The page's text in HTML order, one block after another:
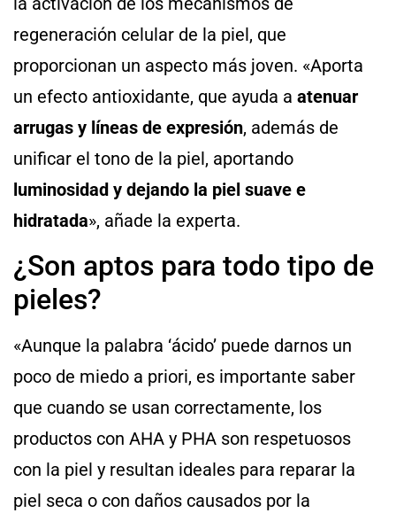
regeneración celular de la piel, que
proporcionan un aspecto más joven. «Aporta
un efecto antioxidante, que ayuda a atenuar
arrugas y líneas de expresión, además de
unificar el tono de la piel, aportando
luminosidad y dejando la piel suave e
hidratada», añade la experta.
¿Son aptos para todo tipo de
pieles?
«Aunque la palabra ‘ácido’ puede darnos un
poco de miedo a priori, es importante saber
que cuando se usan correctamente, los
productos con AHA y PHA son respetuosos
con la piel y resultan ideales para reparar la
piel seca o con daños causados por la